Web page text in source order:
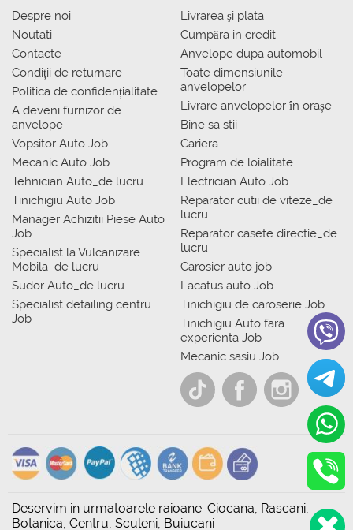
Despre noi
Noutati
Contacte
Condiții de returnare
Politica de confidențialitate
A deveni furnizor de
anvelope
Vopsitor Auto Job
Mecanic Auto Job
Tehnician Auto_de lucru
Tinichigiu Auto Job
Manager Achizitii Piese Auto
Job
Specialist la Vulcanizare
Mobila_de lucru
Sudor Auto_de lucru
Specialist detailing centru
Job
Livrarea şi plata
Сumpăra in credit
Anvelope dupa automobil
Toate dimensiunile
anvelopelor
Livrare anvelopelor în orașe
Bine sa stii
Cariera
Program de loialitate
Electrician Auto Job
Reparator cutii de viteze_de
lucru
Reparator casete directie_de
lucru
Carosier auto job
Lacatus auto Job
Tinichigiu de caroserie Job
Tinichigiu Auto fara
experienta Job
Mecanic sasiu Job
Deservim in urmatoarele raioane: Ciocana, Rascani,
Botanica, Centru, Sculeni, Buiucani